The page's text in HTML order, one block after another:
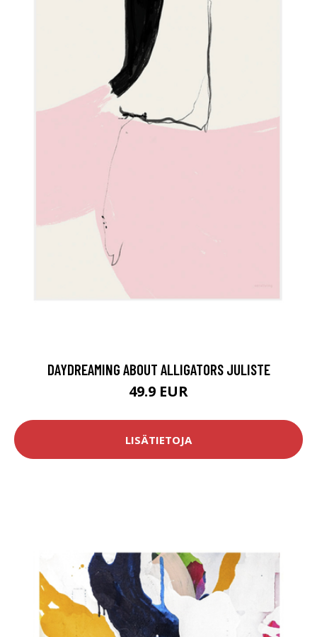
DAYDREAMING ABOUT ALLIGATORS JULISTE
49.9 EUR
LISÄTIETOJA